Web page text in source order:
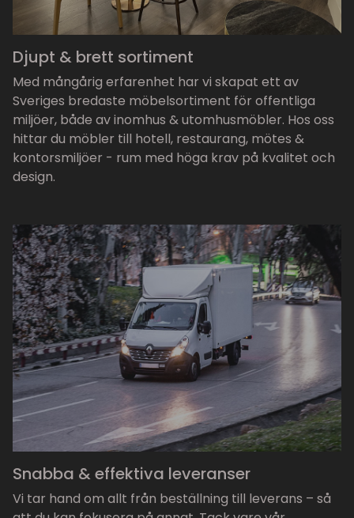
Djupt & brett sortiment
Med mångårig erfarenhet har vi skapat ett av
Sveriges bredaste möbelsortiment för offentliga
miljöer, både av inomhus & utomhusmöbler. Hos oss
hittar du möbler till hotell, restaurang, mötes &
kontorsmiljöer - rum med höga krav på kvalitet och
design.
Snabba & effektiva leveranser
Vi tar hand om allt från beställning till leverans – så